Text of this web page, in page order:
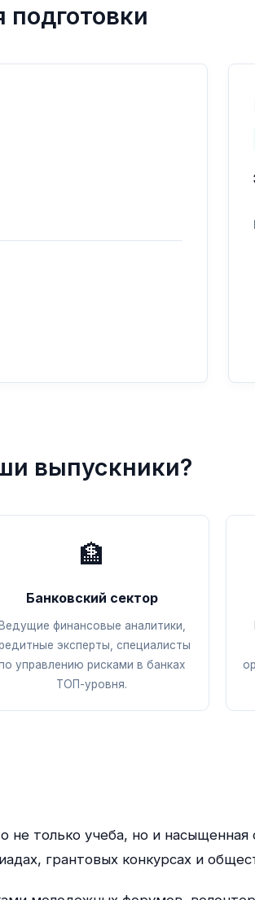
выпускники?
🏦
Банковский сектор
Ведущие финансовые аналитики,
эксперты, специалисты
управлению рисками в банках
ТОП-уровня.
не только учеба, но и
грантовых конкурсах и